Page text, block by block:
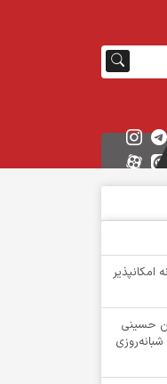
اربعین حسینی